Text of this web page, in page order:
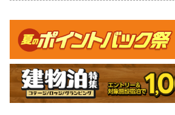
その水も本当に綺麗な、水質基準の
井戸水です。
キャンペーン